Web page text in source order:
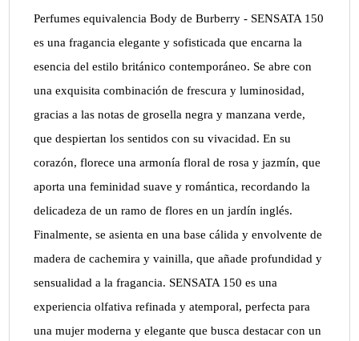
Perfumes equivalencia Body de Burberry - SENSATA 150
es una fragancia elegante y sofisticada que encarna la
esencia del estilo británico contemporáneo. Se abre con
una exquisita combinación de frescura y luminosidad,
gracias a las notas de grosella negra y manzana verde,
que despiertan los sentidos con su vivacidad. En su
corazón, florece una armonía floral de rosa y jazmín, que
aporta una feminidad suave y romántica, recordando la
delicadeza de un ramo de flores en un jardín inglés.
Finalmente, se asienta en una base cálida y envolvente de
madera de cachemira y vainilla, que añade profundidad y
sensualidad a la fragancia. SENSATA 150 es una
experiencia olfativa refinada y atemporal, perfecta para
una mujer moderna y elegante que busca destacar con un